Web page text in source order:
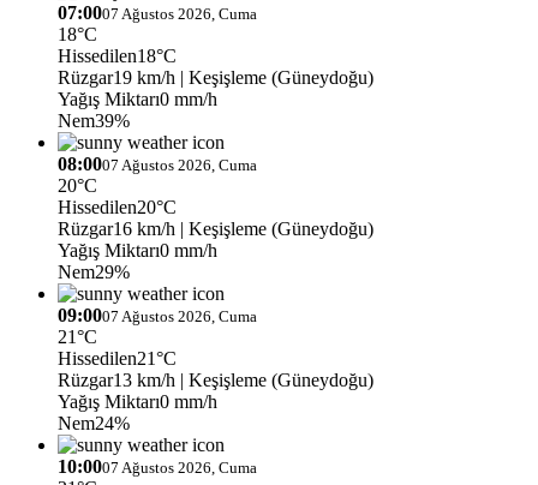
07:0007 Ağustos 2026, Cuma
18°C
Hissedilen18°C
Rüzgar19 km/h | Keşişleme (Güneydoğu)
Yağış Miktarı0 mm/h
Nem39%
08:0007 Ağustos 2026, Cuma
20°C
Hissedilen20°C
Rüzgar16 km/h | Keşişleme (Güneydoğu)
Yağış Miktarı0 mm/h
Nem29%
09:0007 Ağustos 2026, Cuma
21°C
Hissedilen21°C
Rüzgar13 km/h | Keşişleme (Güneydoğu)
Yağış Miktarı0 mm/h
Nem24%
10:0007 Ağustos 2026, Cuma